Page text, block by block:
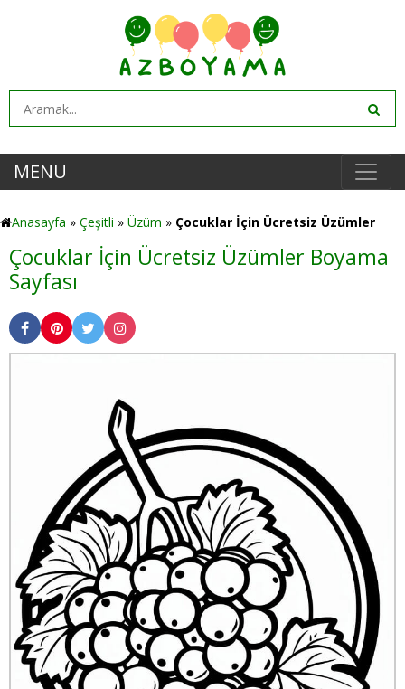
MENU
Anasayfa » Çeşitli » Üzüm » Çocuklar İçin Ücretsiz Üzümler
Çocuklar İçin Ücretsiz Üzümler Boyama
Sayfası